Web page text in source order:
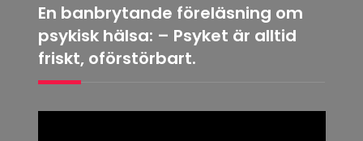
En banbrytande föreläsning om
psykisk hälsa: – Psyket är alltid
friskt, oförstörbart.